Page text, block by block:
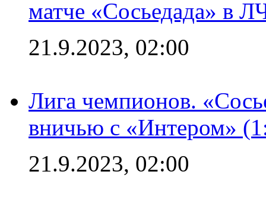
матче «Сосьедада» в
21.9.2023, 02:00
Лига чемпионов.
вничью с «Интером»
21.9.2023, 02:00